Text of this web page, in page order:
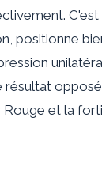
C'est
positionne
et la